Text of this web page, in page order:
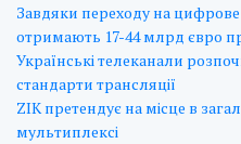
Завдяки переходу на
отримають 17-44 млрд євро
Українські телеканали
стандарти трансляції
ZIK претендує на місце в
мультиплексі